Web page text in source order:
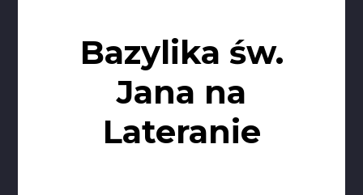
Bazylika św.
Jana na
Lateranie